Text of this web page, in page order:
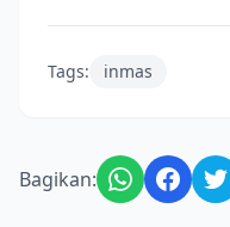
Tags: inmas
Bagikan: